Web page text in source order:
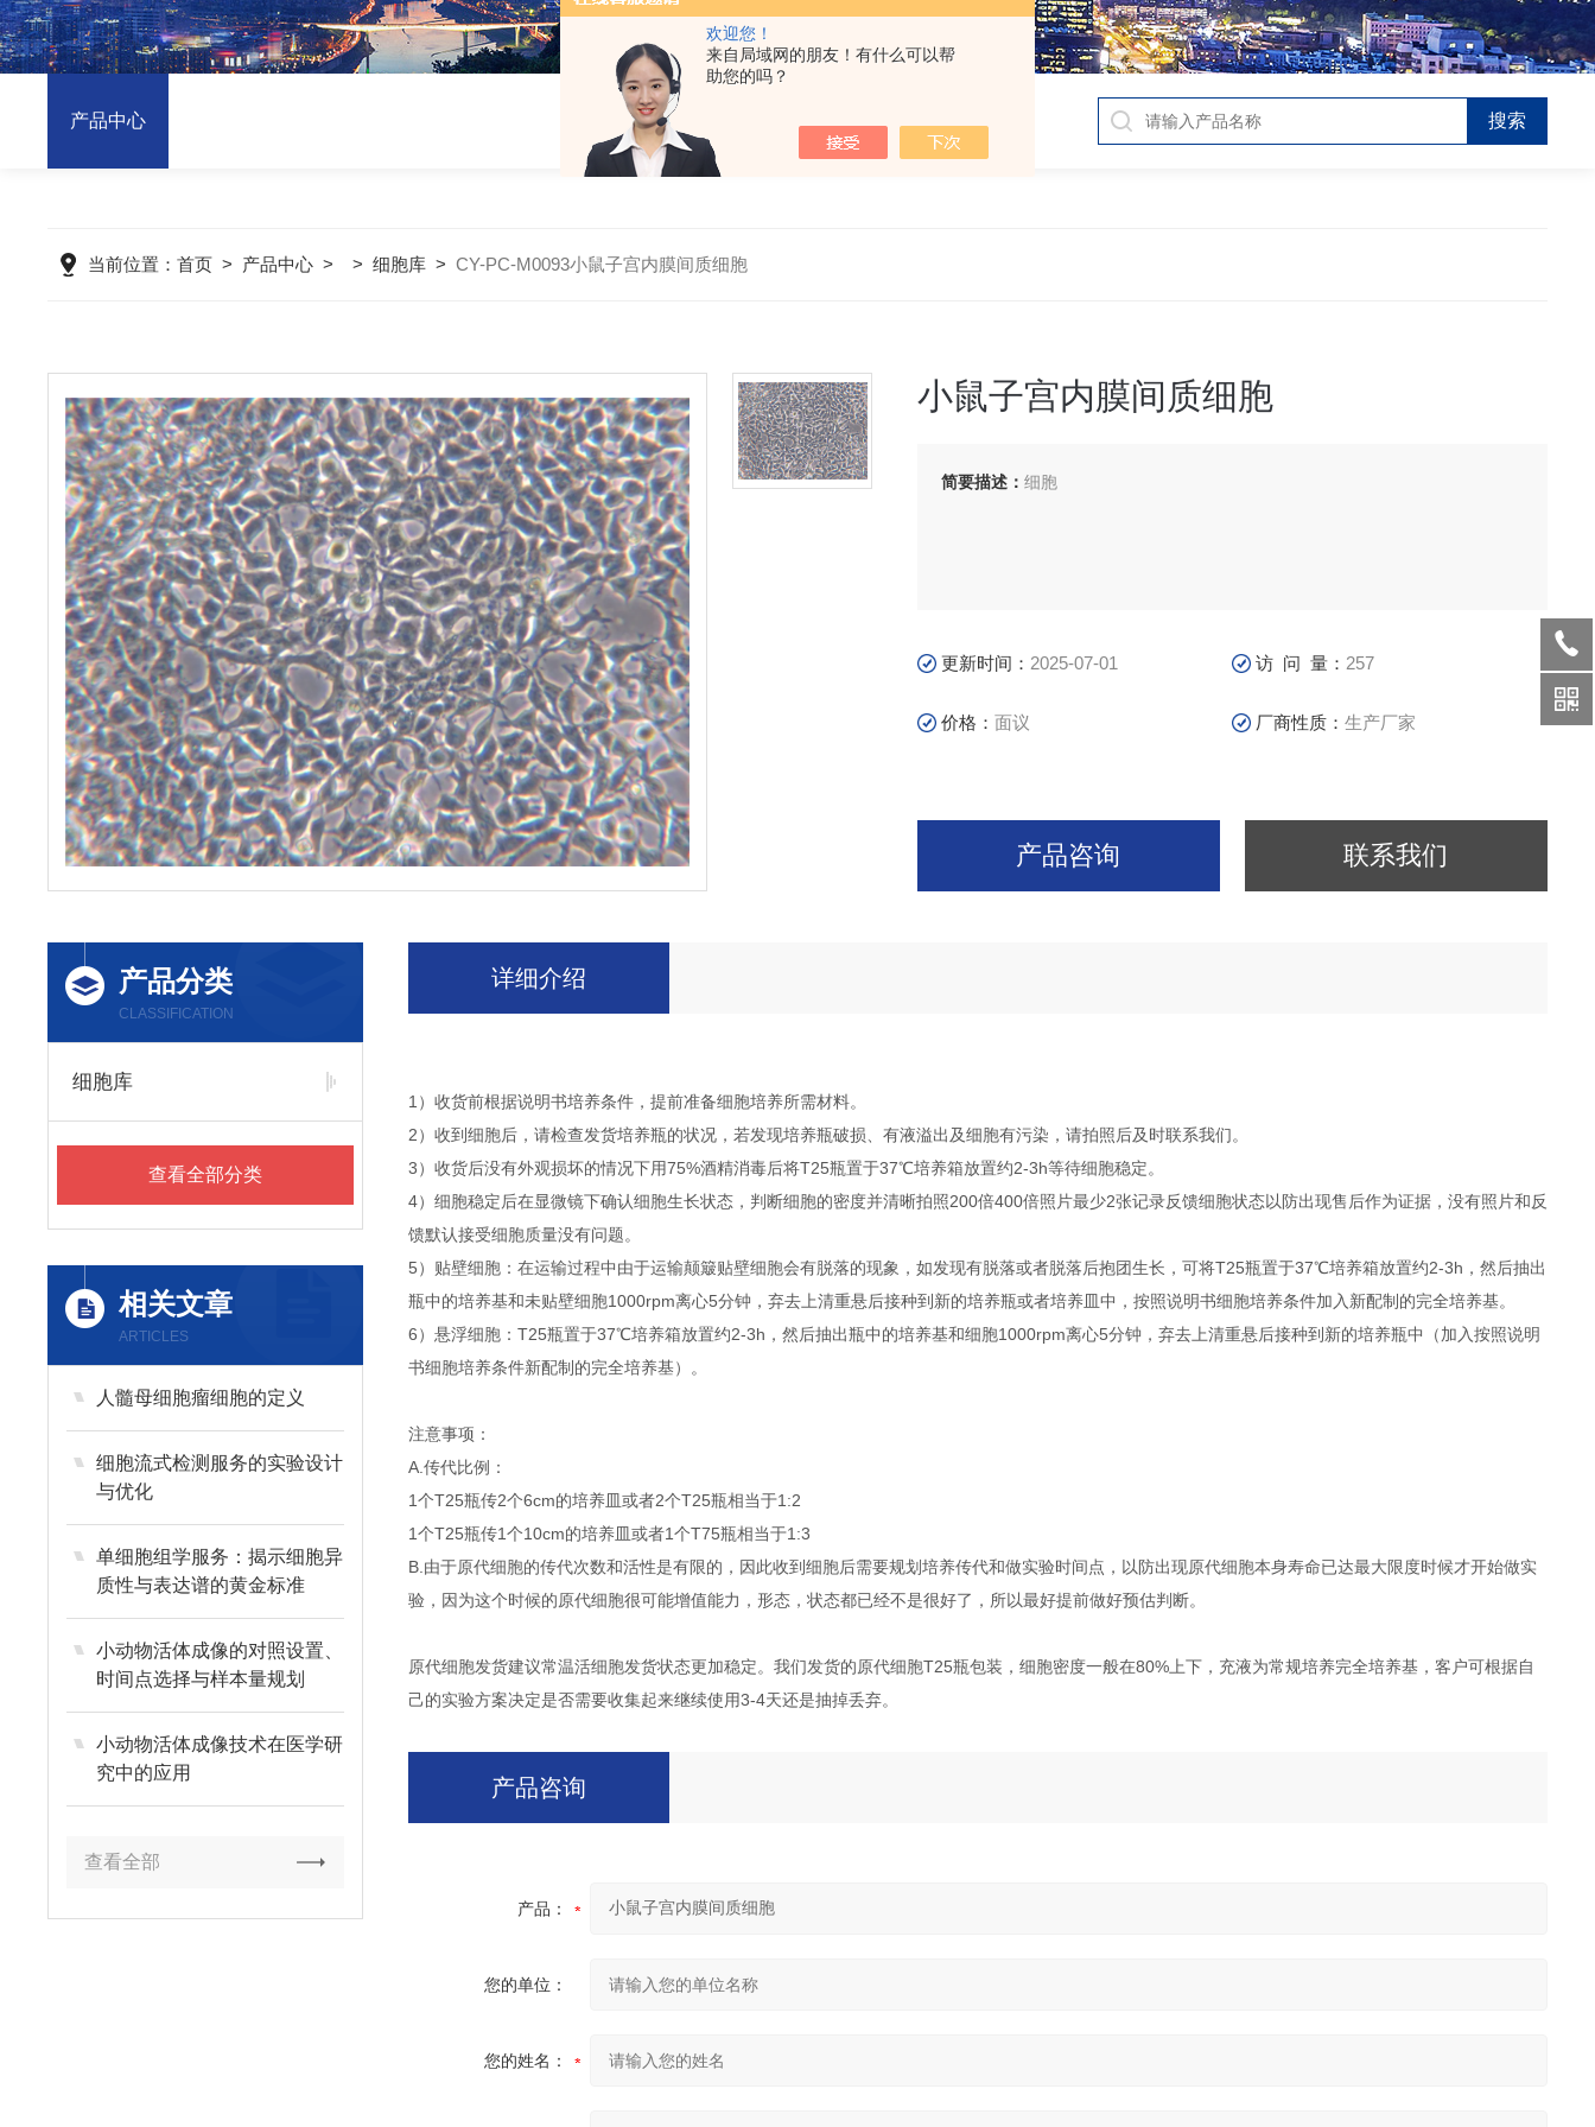
欢迎您！
来自局域网的朋友！有什么可以帮
助您的吗？
产品中心
当前位置：首页 > 产品中心 > >细胞库 >CY-PC-M0093小鼠子宫内膜间质细胞
小鼠子宫内膜间质细胞
简要描述：细胞
更新时间： 2025-07-01 访 问 量： 257
价格：面议 厂商性质：生产厂家
产品咨询 联系我们
产品分类
CLASSIFICATION
细胞库
查看全部分类
相关文章
ARTICLES
人髓母细胞瘤细胞的定义
细胞流式检测服务的实验设计
与优化
单细胞组学服务：揭示细胞异
质性与表达谱的黄金标准
小动物活体成像的对照设置、
时间点选择与样本量规划
小动物活体成像技术在医学研
究中的应用
查看全部
详细介绍
1）收货前根据说明书培养条件，提前准备细胞培养所需材料。
2）收到细胞后，请检查发货培养瓶的状况，若发现培养瓶破损、有液溢出及细胞有污染，请拍照后及时联系我们。
3）收货后没有外观损坏的情况下用75%酒精消毒后将T25瓶置于37℃培养箱放置约2-3h等待细胞稳定。
4）细胞稳定后在显微镜下确认细胞生长状态，判断细胞的密度并清晰拍照200倍400倍照片最少2张记录反馈细胞状态以防出现售后作为证据，没有照片和反
馈默认接受细胞质量没有问题。
5）贴壁细胞：在运输过程中由于运输颠簸贴壁细胞会有脱落的现象，如发现有脱落或者脱落后抱团生长，可将T25瓶置于37℃培养箱放置约2-3h，然后抽出
瓶中的培养基和未贴壁细胞1000rpm离心5分钟，弃去上清重悬后接种到新的培养瓶或者培养皿中，按照说明书细胞培养条件加入新配制的完全培养基。
6）悬浮细胞：T25瓶置于37℃培养箱放置约2-3h，然后抽出瓶中的培养基和细胞1000rpm离心5分钟，弃去上清重悬后接种到新的培养瓶中（加入按照说明
书细胞培养条件新配制的完全培养基）。
注意事项：
A.传代比例：
1个T25瓶传2个6cm的培养皿或者2个T25瓶相当于1:2
1个T25瓶传1个10cm的培养皿或者1个T75瓶相当于1:3
B.由于原代细胞的传代次数和活性是有限的，因此收到细胞后需要规划培养传代和做实验时间点，以防出现原代细胞本身寿命已达最大限度时候才开始做实
验，因为这个时候的原代细胞很可能增值能力，形态，状态都已经不是很好了，所以最好提前做好预估判断。
原代细胞发货建议常温活细胞发货状态更加稳定。我们发货的原代细胞T25瓶包装，细胞密度一般在80%上下，充液为常规培养完全培养基，客户可根据自
己的实验方案决定是否需要收集起来继续使用3-4天还是抽掉丢弃。
产品咨询
产品：
您的单位：
您的姓名：